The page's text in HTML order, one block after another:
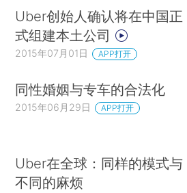
Uber创始人确认将在中国正
式组建本土公司
2015年07月01日 APP打开
同性婚姻与专车的合法化
2015年06月29日 APP打开
Uber在全球：同样的模式与
不同的麻烦